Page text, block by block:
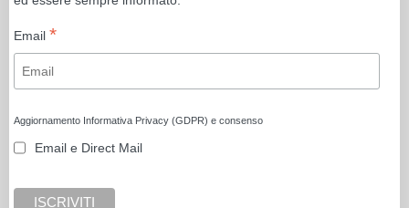
Email *
Aggiornamento Informativa Privacy (GDPR) e consenso
Email e Direct Mail